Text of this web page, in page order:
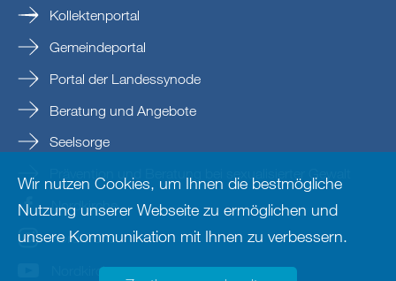
Kollektenportal
Gemeindeportal
Portal der Landessynode
Beratung und Angebote
Seelsorge
Nordkirche
nordkirche
Nordkirche
Wir nutzen Cookies, um Ihnen die bestmögliche
Nutzung unserer Webseite zu ermöglichen und
unsere Kommunikation mit Ihnen zu verbessern.